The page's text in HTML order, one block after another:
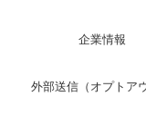
Private Dining
住所
東京都港区芝公園4-8-1 ザ
企業情報
外部送信（オプトア